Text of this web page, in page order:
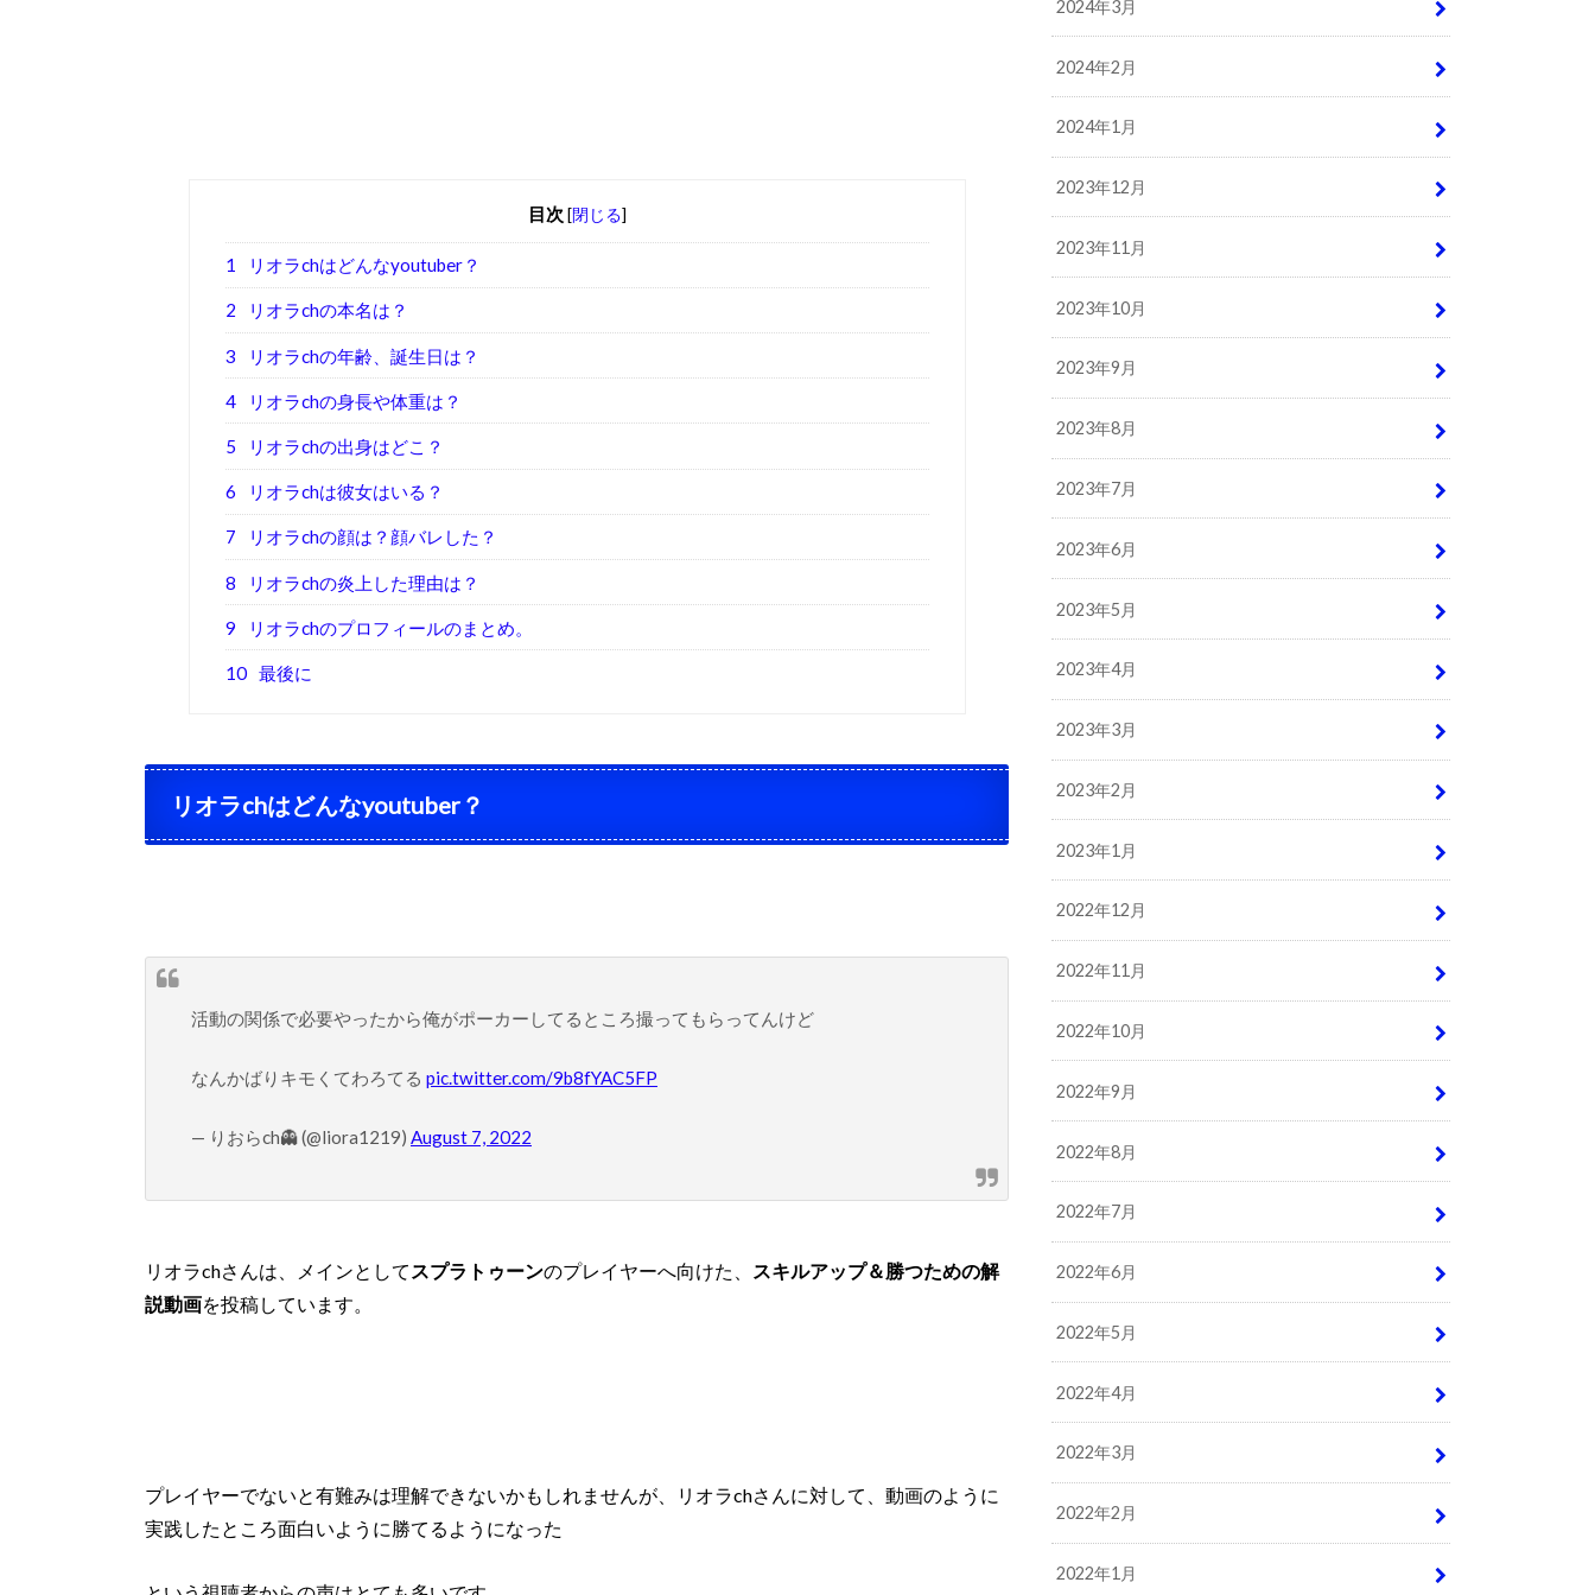
目次 [閉じる]
1 リオラchはどんなyoutuber？
2 リオラchの本名は？
3 リオラchの年齢、誕生日は？
4 リオラchの身長や体重は？
5 リオラchの出身はどこ？
6 リオラchは彼女はいる？
7 リオラchの顔は？顔バレした？
8 リオラchの炎上した理由は？
9 リオラchのプロフィールのまとめ。
10 最後に
リオラchはどんなyoutuber？
活動の関係で必要やったから俺がポーカーしてるところ撮ってもらってんけど
なんかばりキモくてわろてる pic.twitter.com/9b8fYAC5FP
— りおらch👻 (@liora1219) August 7, 2022
リオラchさんは、メインとして スプラトゥーンのプレイヤーへ向けた、
スキルアップ＆勝つための解
説動画を投稿しています。
プレイヤーでないと有難みは理解できないかもしれませんが、リオラchさんに対して、動画のように
実践したところ面白いように勝てるようになった
2024年3月
2024年2月
2024年1月
2023年12月
2023年11月
2023年10月
2023年9月
2023年8月
2023年7月
2023年6月
2023年5月
2023年4月
2023年3月
2023年2月
2023年1月
2022年12月
2022年11月
2022年10月
2022年9月
2022年8月
2022年7月
2022年6月
2022年5月
2022年4月
2022年3月
2022年2月
2022年1月